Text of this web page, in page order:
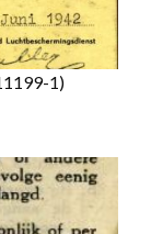
1)